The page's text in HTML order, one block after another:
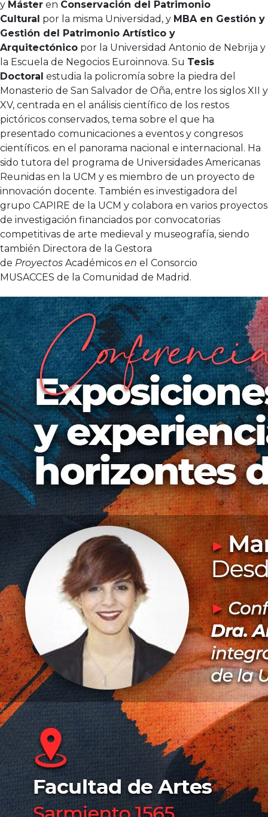
y Máster en Conservación del Patrimonio
Cultural por la misma Universidad, y MBA en Gestión y
Gestión del Patrimonio Artístico y
Arquitectónico por la Universidad Antonio de Nebrija y
la Escuela de Negocios Euroinnova. Su Tesis
Doctoral estudia la policromía sobre la piedra del
Monasterio de San Salvador de Oña, entre los siglos XII y
XV, centrada en el análisis científico de los restos
pictóricos conservados, tema sobre el que ha
presentado comunicaciones a eventos y congresos
científicos. en el panorama nacional e internacional. Ha
sido tutora del programa de Universidades Americanas
Reunidas en la UCM y es miembro de un proyecto de
innovación docente. También es investigadora del
grupo CAPIRE de la UCM y colabora en varios proyectos
de investigación financiados por convocatorias
competitivas de arte medieval y museografía, siendo
también Directora de la Gestora
de Proyectos Académicos en el Consorcio
MUSACCES de la Comunidad de Madrid.